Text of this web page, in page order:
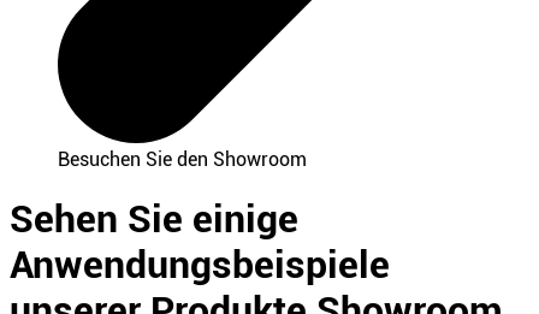
Besuchen Sie den Showroom
Sehen Sie einige
Anwendungsbeispiele